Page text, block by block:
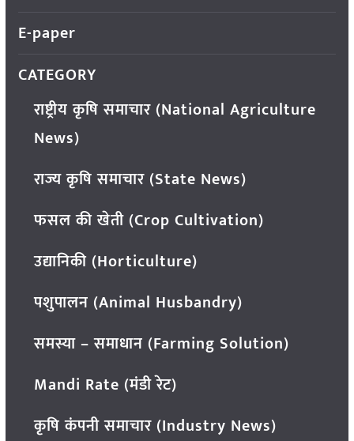
E-paper
CATEGORY
राष्ट्रीय कृषि समाचार (National Agriculture
News)
राज्य कृषि समाचार (State News)
फसल की खेती (Crop Cultivation)
उद्यानिकी (Horticulture)
पशुपालन (Animal Husbandry)
समस्या – समाधान (Farming Solution)
Mandi Rate (मंडी रेट)
कृषि कंपनी समाचार (Industry News)